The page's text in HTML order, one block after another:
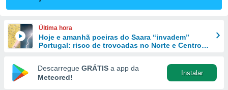
das
e
forma
digital
Última hora
Hoje e amanhã poeiras do Saara “invadem”
Portugal: risco de trovoadas no Norte e Centro
Descarregue GRÁTIS a app da
Meteored!
Instalar